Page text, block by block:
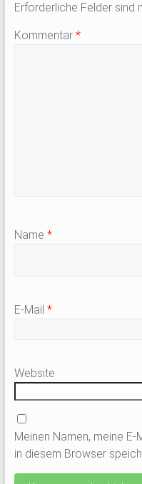
Erforderliche Felder sind
Kommentar *
Name *
E-Mail *
Website
Meinen Namen, meine
in diesem Browser